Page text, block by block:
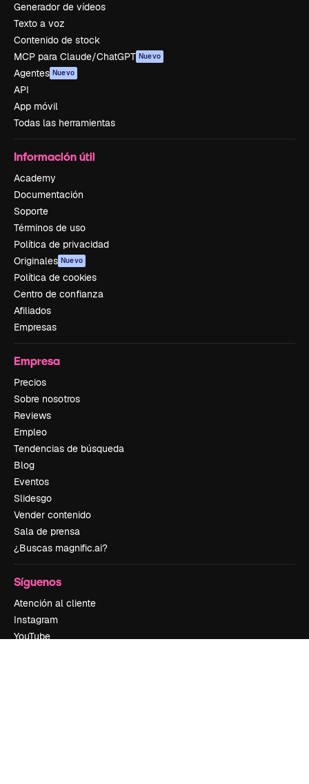
Generador de vídeos
Texto a voz
Contenido de stock
MCP para Claude/ChatGPT Nuevo
Agentes Nuevo
API
App móvil
Todas las herramientas
Información útil
Academy
Documentación
Soporte
Términos de uso
Política de privacidad
Originales Nuevo
Política de cookies
Centro de confianza
Afiliados
Empresas
Empresa
Precios
Sobre nosotros
Reviews
Empleo
Tendencias de búsqueda
Blog
Eventos
Slidesgo
Vender contenido
Sala de prensa
¿Buscas magnific.ai?
Síguenos
Atención al cliente
Instagram
YouTube